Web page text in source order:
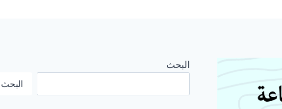
البحث
البحث